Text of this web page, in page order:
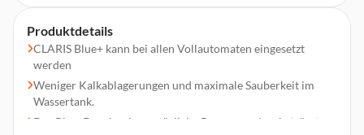
Produktdetails
CLARIS Blue+ kann bei allen Vollautomaten eingesetzt
werden
Weniger Kalkablagerungen und maximale Sauberkeit im
Wassertank.
Das Plus: Durch seine natürliche Bewegung durchströmt